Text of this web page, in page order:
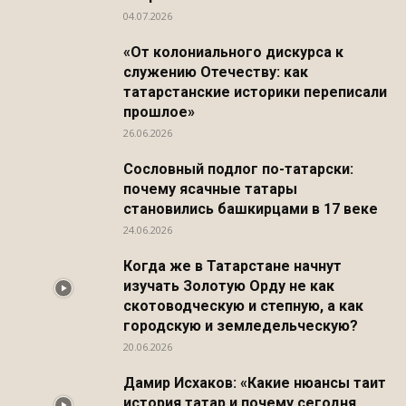
04.07.2026
«От колониального дискурса к
служению Отечеству: как
татарстанские историки переписали
прошлое»
26.06.2026
Сословный подлог по-татарски:
почему ясачные татары
становились башкирцами в 17 веке
24.06.2026
Когда же в Татарстане начнут
изучать Золотую Орду не как
скотоводческую и степную, а как
городскую и земледельческую?
20.06.2026
Дамир Исхаков: «Какие нюансы таит